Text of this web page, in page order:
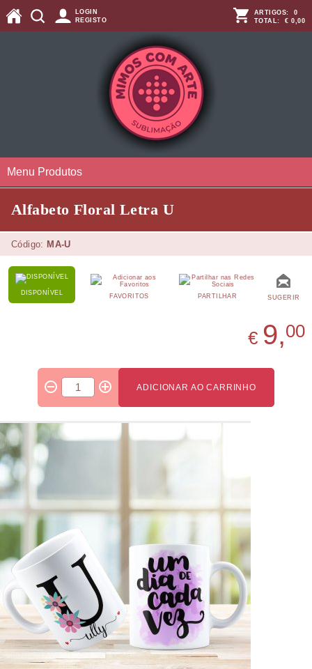
LOGIN
REGISTO
ARTIGOS: 0
TOTAL: € 0,00
Menu Produtos
Alfabeto Floral Letra U
Código: MA-U
DISPONÍVEL
SUGERIR
PARTILHAR
FAVORITOS
€ 9,00
ADICIONAR AO CARRINHO